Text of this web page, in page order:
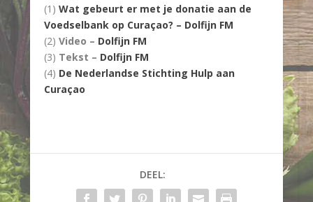
(1) Wat gebeurt er met je donatie aan de
Voedselbank op Curaçao? – Dolfijn FM
(2) Video – Dolfijn FM
(3) Tekst – Dolfijn FM
(4) De Nederlandse Stichting Hulp aan
Curaçao
DEEL: